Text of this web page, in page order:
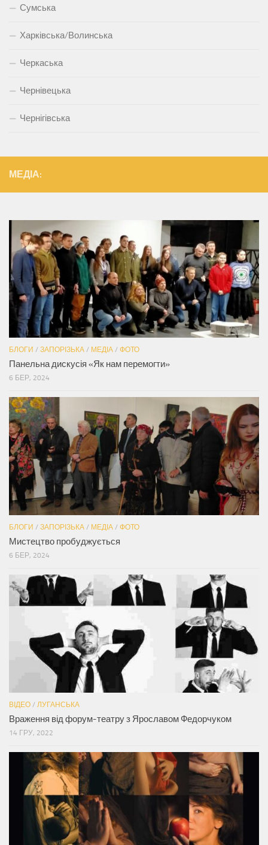
Сумська
Харківська/Волинська
Черкаська
Чернівецька
Чернігівська
МЕДІА:
БЛОГИ / ЗАПОРІЗЬКА / МЕДІА / ФОТО
Панельна дискусія «Як нам перемогти»
6 БЕР, 2024
БЛОГИ / ЗАПОРІЗЬКА / МЕДІА / ФОТО
Мистецтво пробуджується
6 БЕР, 2024
ВІДЕО / ЛУГАНСЬКА
Враження від форум-театру з Ярославом Федорчуком
14 ГРУ, 2022